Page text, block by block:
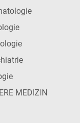
MEDIZIN